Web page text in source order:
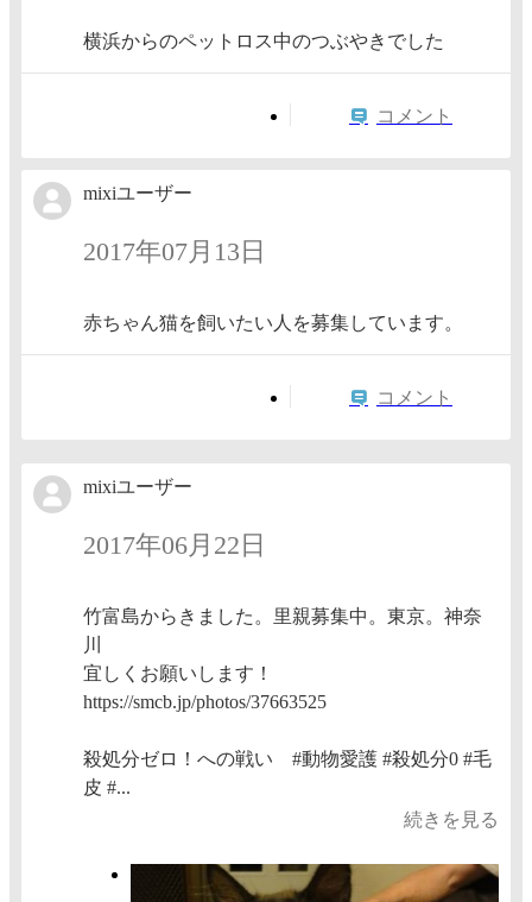
横浜からのペットロス中のつぶやきでした
コメント
mixiユーザー
2017年07月13日
赤ちゃん猫を飼いたい人を募集しています。
コメント
mixiユーザー
2017年06月22日
竹富島からきました。里親募集中。東京。神奈
川
宜しくお願いします！
https://smcb.jp/photos/37663525
殺処分ゼロ！への戦い #動物愛護 #殺処分0 #毛
皮 #...
続きを見る